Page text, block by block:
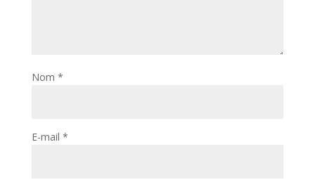
Nom *
E-mail *